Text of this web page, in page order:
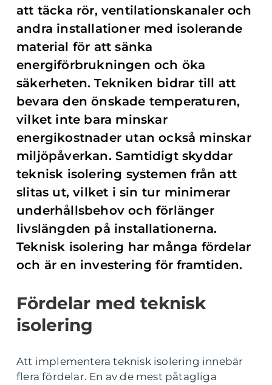
att täcka rör, ventilationskanaler och
andra installationer med isolerande
material för att sänka
energiförbrukningen och öka
säkerheten. Tekniken bidrar till att
bevara den önskade temperaturen,
vilket inte bara minskar
energikostnader utan också minskar
miljöpåverkan. Samtidigt skyddar
teknisk isolering systemen från att
slitas ut, vilket i sin tur minimerar
underhållsbehov och förlänger
livslängden på installationerna.
Teknisk isolering har många fördelar
och är en investering för framtiden.
Fördelar med teknisk
isolering
Att implementera teknisk isolering innebär
flera fördelar. En av de mest påtagliga